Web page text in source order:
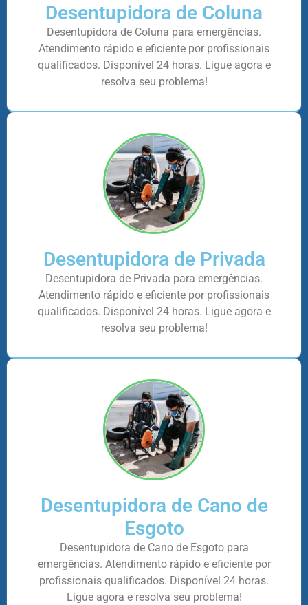
Desentupidora de Coluna
Desentupidora de Coluna para emergências.
Atendimento rápido e eficiente por profissionais
qualificados. Disponível 24 horas. Ligue agora e
resolva seu problema!
Desentupidora de Privada
Desentupidora de Privada para emergências.
Atendimento rápido e eficiente por profissionais
qualificados. Disponível 24 horas. Ligue agora e
resolva seu problema!
Desentupidora de Cano de
Esgoto
Desentupidora de Cano de Esgoto para
emergências. Atendimento rápido e eficiente por
profissionais qualificados. Disponível 24 horas.
Ligue agora e resolva seu problema!